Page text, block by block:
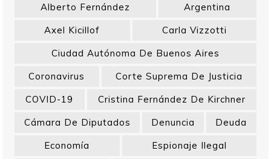
Alberto Fernández
Argentina
Axel Kicillof
Carla Vizzotti
Ciudad Autónoma De Buenos Aires
Coronavirus
Corte Suprema De Justicia
COVID-19
Cristina Fernández De Kirchner
Cámara De Diputados
Denuncia
Deuda
Economía
Espionaje Ilegal